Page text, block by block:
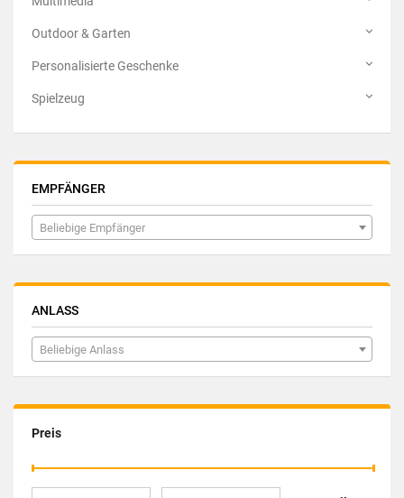
Outdoor & Garten
Personalisierte Geschenke
Spielzeug
EMPFÄNGER
Beliebige Empfänger
ANLASS
Beliebige Anlass
Preis